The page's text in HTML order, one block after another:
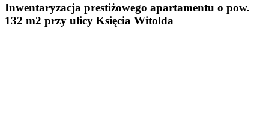
Inwentaryzacja prestiżowego apartamentu o pow.
132 m2 przy ulicy Księcia Witolda